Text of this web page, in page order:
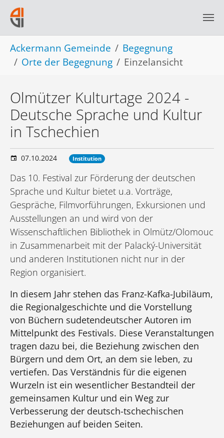
Skip to main navigation
Skip to main content
Skip to page footer
You are here:
Ackermann Gemeinde
Begegnung
Orte der Begegnung
Einzelansicht
Olmützer Kulturtage 2024 -
Deutsche Sprache und Kultur
in Tschechien
07.10.2024 Institution
Das 10. Festival zur Förderung der deutschen
Sprache und Kultur bietet u.a. Vorträge,
Gespräche, Filmvorführungen, Exkursionen und
Ausstellungen an und wird von der
Wissenschaftlichen Bibliothek in Olmütz/Olomouc
in Zusammenarbeit mit der Palacký-Universität
und anderen Institutionen nicht nur in der
Region organisiert.
In diesem Jahr stehen das Franz-Kafka-Jubiläum,
die Regionalgeschichte und die Vorstellung
von Büchern sudetendeutscher Autoren im
Mittelpunkt des Festivals. Diese Veranstaltungen
tragen dazu bei, die Beziehung zwischen den
Bürgern und dem Ort, an dem sie leben, zu
vertiefen. Das Verständnis für die eigenen
Wurzeln ist ein wesentlicher Bestandteil der
gemeinsamen Kultur und ein Weg zur
Verbesserung der deutsch-tschechischen
Bezieh­ungen auf beiden Seiten.